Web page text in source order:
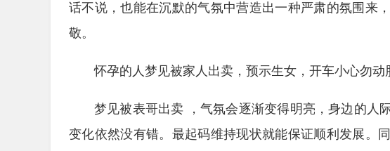
话不说，也能在沉默的气氛中营造出一种严肃的氛围来
敬。
怀孕的人梦见被家人出卖，预示生女，开车小心勿动
梦见被表哥出卖 ，气氛会逐渐变得明亮，身边的人
变化依然没有错。最起码维持现状就能保证顺利发展。